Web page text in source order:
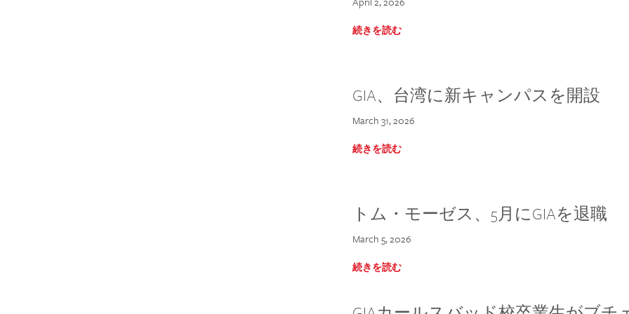
続きを読む
GIA、台湾に新キャンパスを開設
March 31, 2026
続きを読む
トム・モーゼス、5月にGIAを退職
March 5, 2026
続きを読む